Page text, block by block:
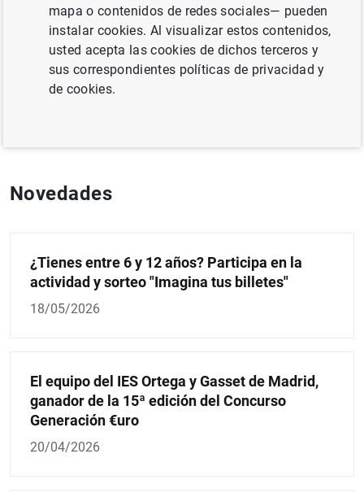
saludables entre la ciudadanía.
Además, esta sección proporciona contenidos acerca de
fenómenos económicos básicos. Con ello se pretende
facilitar el seguimiento de la actualidad económica y
Novedades
¿Tienes entre 6 y 12 años? Participa en la
actividad y sorteo "Imagina tus billetes"
18/05/2026
El equipo del IES Ortega y Gasset de Madrid,
ganador de la 15ª edición del Concurso
Generación €uro
20/04/2026
mapa o contenidos de redes sociales— pueden
instalar cookies. Al visualizar estos contenidos,
usted acepta las cookies de dichos terceros y
sus correspondientes políticas de privacidad y
de cookies.